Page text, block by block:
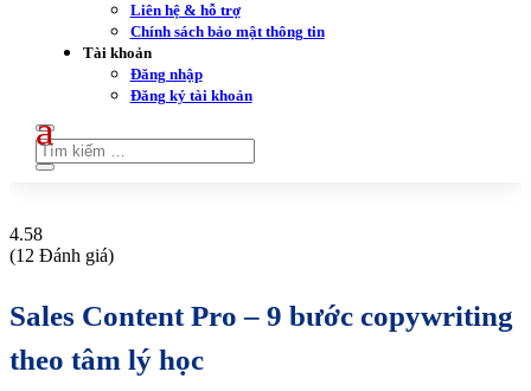
Liên hệ & hỗ trợ
Chính sách bảo mật thông tin
Tài khoản
Đăng nhập
Đăng ký tài khoản
4.58
(12 Đánh giá)
Sales Content Pro – 9 bước copywriting
theo tâm lý học